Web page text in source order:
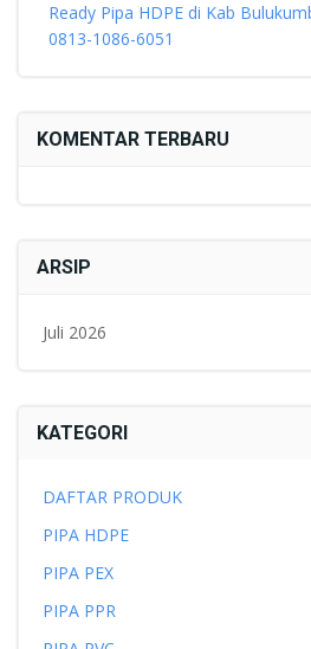
Ready Pipa HDPE di Kab
0813-1086-6051
KOMENTAR TERBARU
ARSIP
Juli 2026
KATEGORI
DAFTAR PRODUK
PIPA HDPE
PIPA PEX
PIPA PPR